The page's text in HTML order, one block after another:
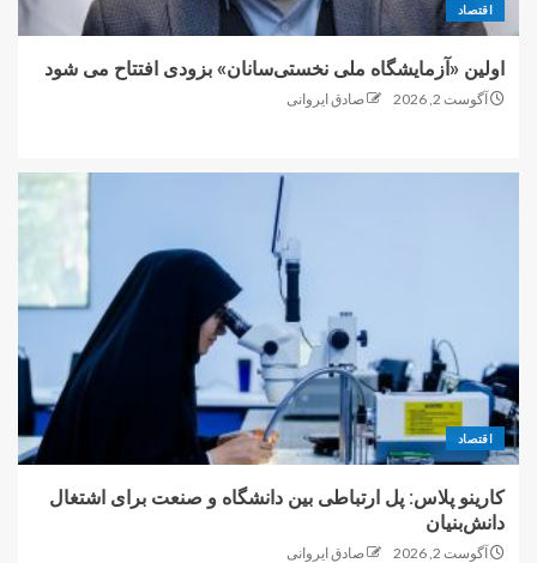
اقتصاد
اولین «آزمایشگاه ملی نخستی‌سانان» بزودی افتتاح می شود
آگوست 2, 2026 صادق ایروانی
اقتصاد
کارینو پلاس: پل ارتباطی بین دانشگاه و صنعت برای اشتغال
دانش‌بنیان
آگوست 2, 2026 صادق ایروانی